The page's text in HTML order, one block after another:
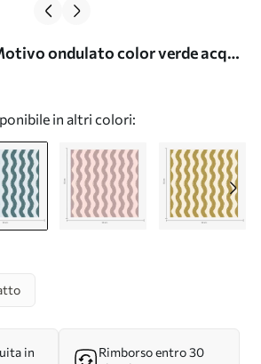
ondulato color verde acqua
Nr. a01188v3
in altri colori:
in
Rimborso entro 30